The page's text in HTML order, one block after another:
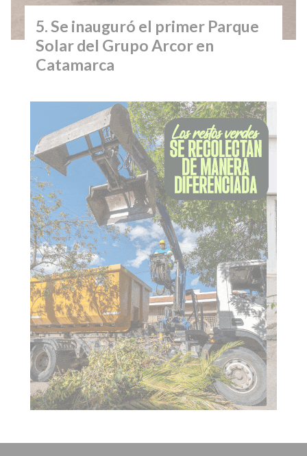
Se inauguró el primer Parque
Solar del Grupo Arcor en
Catamarca